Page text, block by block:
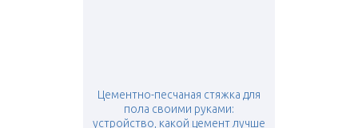
Цементно-песчаная стяжка для
пола своими руками:
устройство, какой цемент лучше